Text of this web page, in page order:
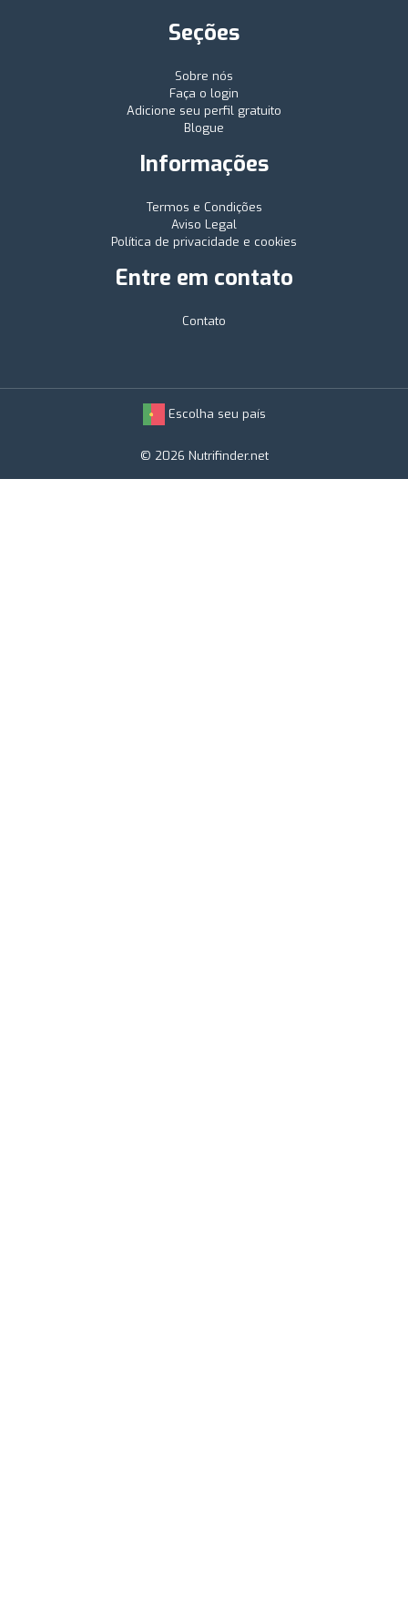
Seções
Sobre nós
Faça o login
Adicione seu perfil gratuito
Blogue
Informações
Termos e Condições
Aviso Legal
Política de privacidade e cookies
Entre em contato
Contato
Escolha seu país
© 2026 Nutrifinder.net